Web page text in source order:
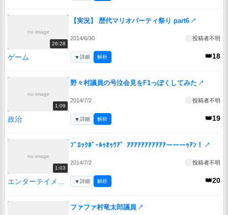
no image
26:28
【実況】 歴代マリオパーティ祭り part6 ↗
2014/6/30 投稿者不明
ゲーム 👑18
▼詳細 解析
no image
1:09
野々村議員の号泣会見をF1っぽくしてみた ↗
2014/7/2 投稿者不明
政治 👑19
▼詳細 解析
no image
1:03
ﾌﾞﾛｯｸﾎﾞｰﾙｩｵｩｳｱ゛ｱｱｱｱｱｱｱｱｱｱｱーーーｩｱﾝ！ ↗
2014/7/2 投稿者不明
👑20
▼詳細 解析
ファファ村竜太郎議員 ↗